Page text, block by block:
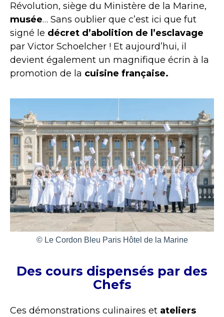
Révolution, siège du Ministère de la Marine,
musée… Sans oublier que c’est ici que fut
signé le décret d’abolition de l’esclavage
par Victor Schoelcher ! Et aujourd’hui, il
devient également un magnifique écrin à la
promotion de la cuisine française.
© Le Cordon Bleu Paris Hôtel de la Marine
Des cours dispensés par des
Chefs
Ces démonstrations culinaires et ateliers